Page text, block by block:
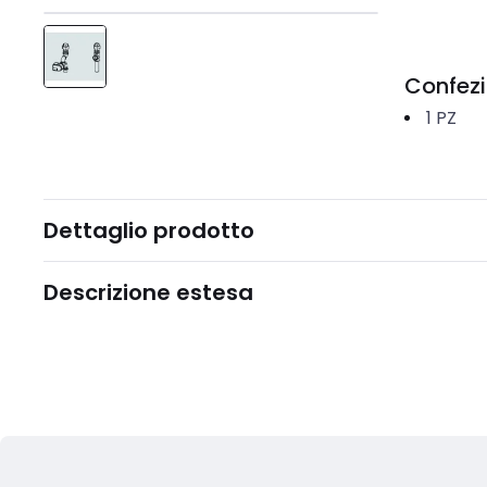
1 PZ
Dettaglio prodotto
Descrizione estesa